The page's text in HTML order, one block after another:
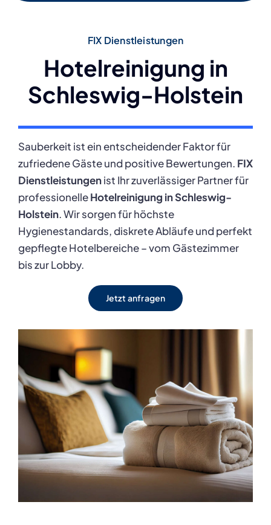
FIX Dienstleistungen
Hotelreinigung in
Schleswig-Holstein
Sauberkeit ist ein entscheidender Faktor für
zufriedene Gäste und positive Bewertungen. FIX
Dienstleistungenist Ihr zuverlässiger Partner für
professionelleHotelreinigung in Schleswig-
Holstein. Wir sorgen für höchste
Hygienestandards, diskrete Abläufe und perfekt
gepflegte Hotelbereiche – vom Gästezimmer
bis zur Lobby.
Jetzt anfragen